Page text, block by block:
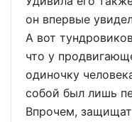
он впервые
А вот
что у
одиночку
собой был лишь
Впрочем,